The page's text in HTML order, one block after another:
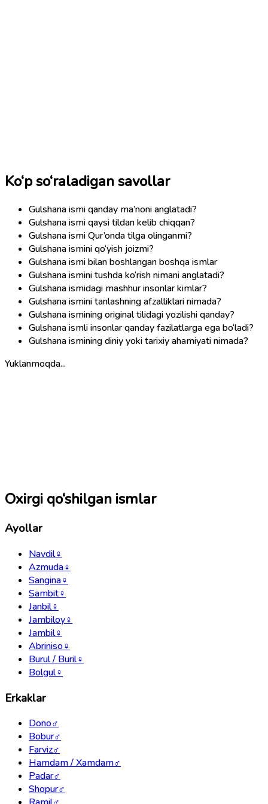
Ko‘p so‘raladigan savollar
Gulshana ismi qanday ma’noni anglatadi?
Gulshana ismi qaysi tildan kelib chiqqan?
Gulshana ismi Qur’onda tilga olinganmi?
Gulshana ismini qo‘yish joizmi?
Gulshana ismi bilan boshlangan boshqa ismlar
Gulshana ismini tushda ko‘rish nimani anglatadi?
Gulshana ismidagi mashhur insonlar kimlar?
Gulshana ismini tanlashning afzalliklari nimada?
Gulshana ismining original tilidagi yozilishi qanday?
Gulshana ismli insonlar qanday fazilatlarga ega bo‘ladi?
Gulshana ismining diniy yoki tarixiy ahamiyati nimada?
Yuklanmoqda...
Oxirgi qo‘shilgan ismlar
Ayollar
Navdil♀
Azmuda♀
Sangina♀
Sambit♀
Janbil♀
Jambiloy♀
Jambil♀
Abriniso♀
Burul / Buril♀
Bolgul♀
Erkaklar
Dono♂
Bobur♂
Farviz♂
Hamdam / Xamdam♂
Padar♂
Shopur♂